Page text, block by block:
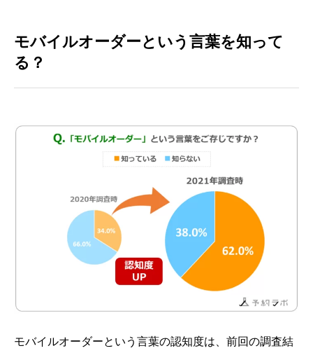
モバイルオーダーという言葉を知って
る？
モバイルオーダーという言葉の認知度は、前回の調査結